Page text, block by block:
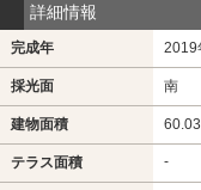
詳細情報
完成年 2019
採光面 南
建物面積
テラス面積 -